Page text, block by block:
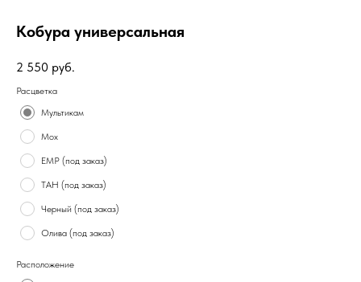
Кобура универсальная
2 550 руб.
Расцветка
Мультикам
Мох
ЕМР (под заказ)
ТАН (под заказ)
Черный (под заказ)
Олива (под заказ)
Расположение